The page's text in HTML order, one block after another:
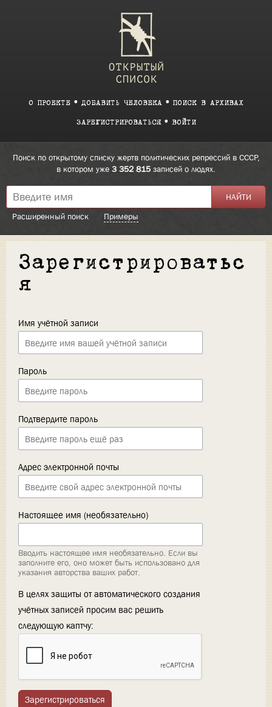
О ПРОЕКТЕ ДОБАВИТЬ ЧЕЛОВЕКА ПОИСК В АРХИВАХ
ЗАРЕГИСТРИРОВАТЬСЯ ВОЙТИ
Поиск по открытому списку жертв политических репрессий в СССР,
в котором уже 3 352 815 записей о людях.
Расширенный поиск Примеры
Зарегистрироватьс
я
Имя учётной записи
Пароль
Подтвердите пароль
Адрес электронной почты
Настоящее имя (необязательно)
Вводить настоящее имя необязательно. Если вы
заполните его, оно может быть использовано для
указания авторства ваших работ.
В целях защиты от автоматического создания
учётных записей просим вас решить
следующую каптчу:
Зарегистрироваться